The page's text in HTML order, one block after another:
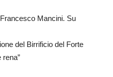
Mancini. Su
del Birrificio del Forte
rena”